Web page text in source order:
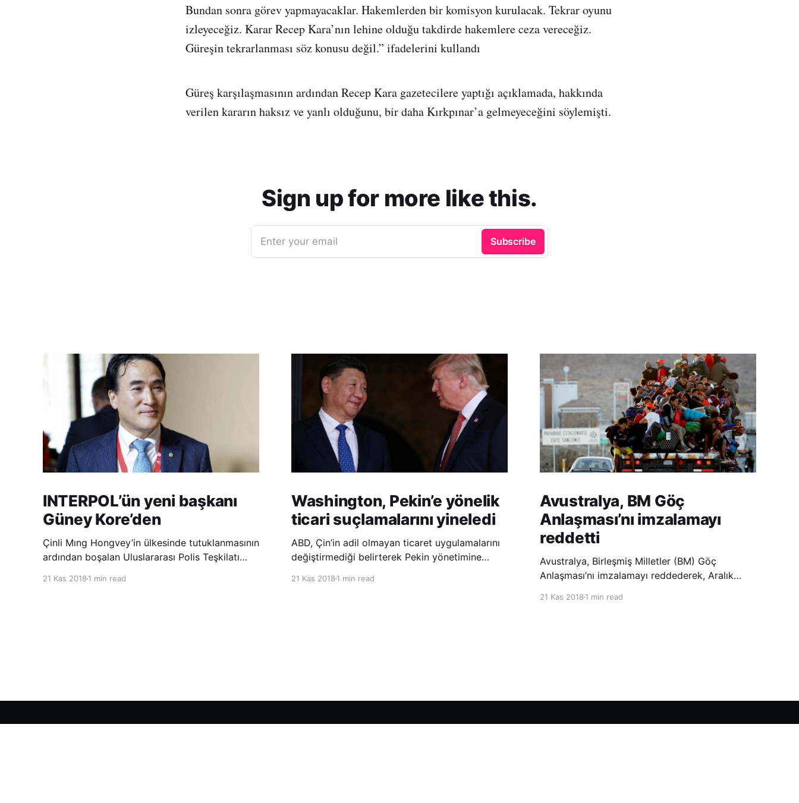
Bundan sonra görev yapmayacaklar. Hakemlerden bir komisyon kurulacak. Tekrar oyunu
izleyeceğiz. Karar Recep Kara’nın lehine olduğu takdirde hakemlere ceza vereceğiz.
Güreşin tekrarlanması söz konusu değil.” ifadelerini kullandı
Güreş karşılaşmasının ardından Recep Kara gazetecilere yaptığı açıklamada, hakkında
verilen kararın haksız ve yanlı olduğunu, bir daha Kırkpınar’a gelmeyeceğini söylemişti.
Sign up for more like this.
Enter your email Subscribe
INTERPOL’ün yeni başkanı
Güney Kore’den
Çinli Mıng Hongvey’in ülkesinde tutuklanmasının
ardından boşalan Uluslararası Polis Teşkilatı
21 Kas 2018 1 min read
Washington, Pekin’e yönelik
ticari suçlamalarını yineledi
ABD, Çin’in adil olmayan ticaret uygulamalarını
değiştirmediği belirterek Pekin yönetimine
21 Kas 20181 min read
Avustralya, BM Göç
Anlaşması’nı imzalamayı
reddetti
Avustralya, Birleşmiş Milletler (BM) Göç
Anlaşması’nı imzalamayı reddederek, Aralık
21 Kas 20181 min read